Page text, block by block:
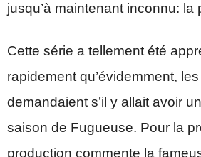
jusqu’à maintenant inconnu: la
Cette série a tellement été
rapidement qu’évidemment,
demandaient s’il y allait avoir
saison de Fugueuse. Pour la
production commente la